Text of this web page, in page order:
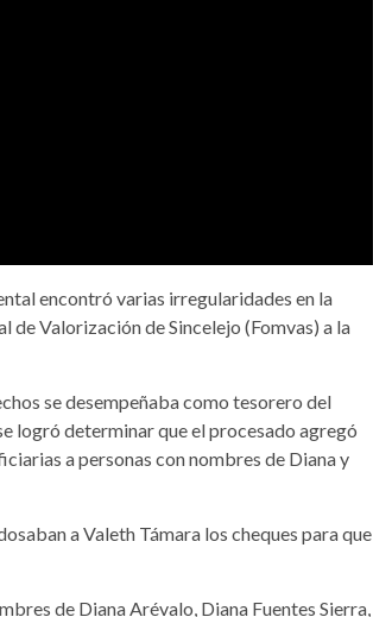
encontró varias irregularidades en la
Valorización de Sincelejo (Fomvas) a la
se desempeñaba como tesorero del
logró determinar que el procesado agregó
a personas con nombres de Diana y
a Valeth Támara los cheques para que
de Diana Arévalo, Diana Fuentes Sierra,